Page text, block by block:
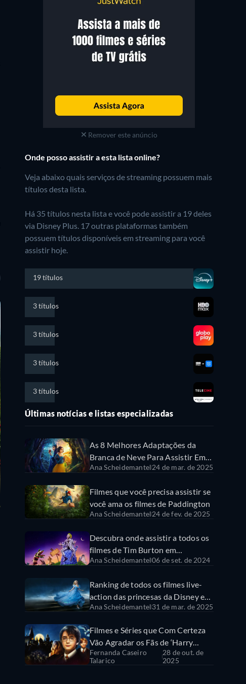
Remover este anúncio
Onde posso assistir a esta lista online?
Veja abaixo quais serviços de streaming possuem mais
títulos desta lista.
Há 35 títulos nesta lista e você pode assistir a 19 deles
via Disney Plus. 17 outras plataformas também
possuem títulos disponíveis em streaming para você
assistir hoje.
19 títulos
3 títulos
3 títulos
3 títulos
3 títulos
Últimas notícias e listas especializadas
As 8 Melhores Adaptações da
Branca de Neve Para Assistir Em
Streaming
Ana Scheidemantel24 de mar. de 2025
Filmes que você precisa assistir se
você ama os filmes de Paddington
Ana Scheidemantel24 de fev. de 2025
Descubra onde assistir a todos os
filmes de Tim Burton em
streaming
Ana Scheidemantel06 de set. de 2024
Ranking de todos os filmes live-
action das princesas da Disney e
onde assistir a cada um em
Ana Scheidemantel31 de mar. de 2025
Filmes e Séries que Com Certeza
Vão Agradar os Fãs de ‘Harry
Potter’
Fernanda Caseiro
Talarico
28 de out. de
2025